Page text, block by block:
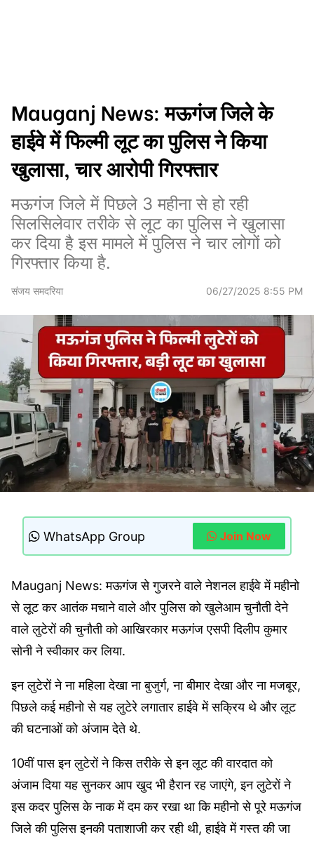
Mauganj News: मऊगंज जिले के
हाईवे में फिल्मी लूट का पुलिस ने किया
खुलासा, चार आरोपी गिरफ्तार
मऊगंज जिले में पिछले 3 महीना से हो रही
सिलसिलेवार तरीके से लूट का पुलिस ने खुलासा
कर दिया है इस मामले में पुलिस ने चार लोगों को
गिरफ्तार किया है.
संजय समदरिया 06/27/2025 8:55 PM
WhatsApp Group Join Now
Mauganj News: मऊगंज से गुजरने वाले नेशनल हाईवे में महीनो
से लूट कर आतंक मचाने वाले और पुलिस को खुलेआम चुनौती देने
वाले लुटेरों की चुनौती को आखिरकार मऊगंज एसपी दिलीप कुमार
सोनी ने स्वीकार कर लिया.
इन लुटेरों ने ना महिला देखा ना बुजुर्ग, ना बीमार देखा और ना मजबूर,
पिछले कई महीनो से यह लुटेरे लगातार हाईवे में सक्रिय थे और लूट
की घटनाओं को अंजाम देते थे.
10वीं पास इन लुटेरों ने किस तरीके से इन लूट की वारदात को
अंजाम दिया यह सुनकर आप खुद भी हैरान रह जाएंगे, इन लुटेरों ने
इस कदर पुलिस के नाक में दम कर रखा था कि महीनो से पूरे मऊगंज
जिले की पुलिस इनकी पताशाजी कर रही थी, हाईवे में गस्त की जा